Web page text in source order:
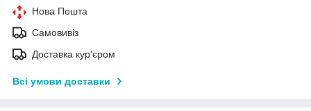
Нова Пошта
Самовивіз
Доставка кур'єром
Всі умови доставки